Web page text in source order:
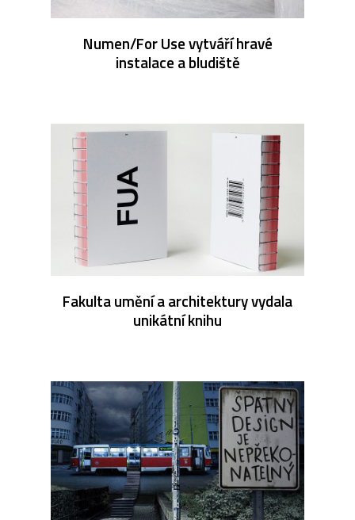
Numen/For Use vytváří hravé
instalace a bludiště
Fakulta umění a architektury vydala
unikátní knihu